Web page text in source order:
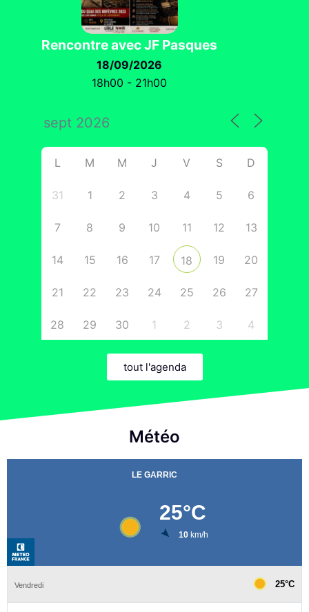
Rencontre avec JF Pasques
18/09/2026
18h00 - 21h00
L M M J V S D
31 1 2 3 4 5 6
7 8 9 10 11 12 13
14 15 16 17 18 19 20
21 22 23 24 25 26 27
28 29 30 1 2 3 4
tout l'agenda
Météo